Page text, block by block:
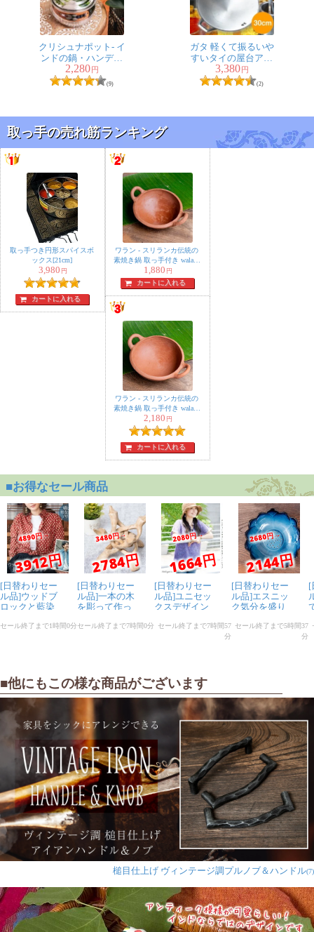
アジアンデザインの
取っ手 陶器のプルノ
4.5cm〕
イゲッタ様
デザイン違いで5つ買いました。
2つはテーブルの横に穴をあけて
付けて鞄掛けにして2つは玄関の
棚に付けて鍵掛とチャイムを掛けました。
値段よりもしっかり感があり、部屋がちょっとだけ明る
い感じになりました。
ちょっとだけ部屋をエスニックにしたい人におすすめで
す。
アジアンデザインの
取っ手 陶器のプルノ
ブ(ドアノブ)〔約
★★★★★
色も綺麗で、とても可愛かった
です。このノブに決めて良かっ
アジアンデザインの
取っ手 陶器のプルノ
ブ(ドアノブ)〔約
3.7cm〕
★★ ★★
匿名希望
写真で見た通りのデザイン、色で文句無し！
四ヶ月くらい使ってますがなんの問題もありません。
マイナス1なのは、きっちりしめてても、多少カラカラ
と音がなるためです。概ね満足！
アジアンデザインの
取っ手 陶器のプルノ
ブ(ドアノブ)〔約
4cm〕
★★★★★
レモン5143様
クリシュナポット- イ
ンドの鍋・ハンディ
【直径約15.5cm】
2,280 円
(9)
ガタ 軽くて振るいや
すいタイの屋台アル
ミ鍋 大
3,380 円
(2)
取っ手の売れ筋ランキング
取っ手つき円形スパイスボ
ックス[21cm]
3,980 円
カートに入れる
ワラン - スリランカ伝統の
素焼き鍋 取っ手付き walang
テラコッタ製 直径：20.5cm
程度
1,880 円
カートに入れる
ワラン - スリランカ伝統の
素焼き鍋 取っ手付き walang
テラコッタ製 直径：22.5cm
程度
2,180 円
カートに入れる
■他にもこの様な商品がございます
槌目仕上げ ヴィンテージ調プルノブ＆ハンドル(7)